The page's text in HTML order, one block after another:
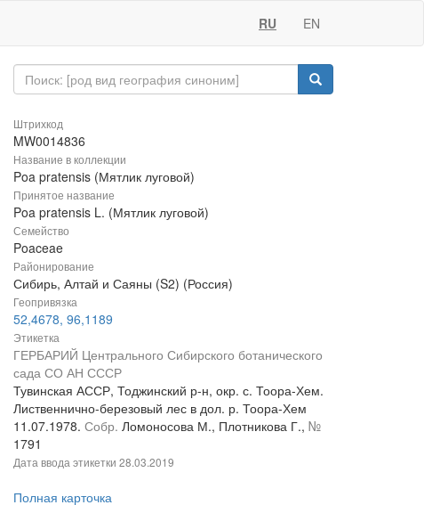
RU EN
Штрихкод
MW0014836
Название в коллекции
Poa pratensis (Мятлик луговой)
Принятое название
Poa pratensis L. (Мятлик луговой)
Семейство
Poaceae
Районирование
Сибирь, Алтай и Саяны (S2) (Россия)
Геопривязка
52,4678, 96,1189
Этикетка
ГЕРБАРИЙ Центрального Сибирского ботанического
сада СО АН СССР
Тувинская АССР, Тоджинский р-н, окр. с. Тоора-Хем.
Лиственнично-березовый лес в дол. р. Тоора-Хем
11.07.1978. Собр. Ломоносова М., Плотникова Г., №
1791
Дата ввода этикетки 28.03.2019
Полная карточка